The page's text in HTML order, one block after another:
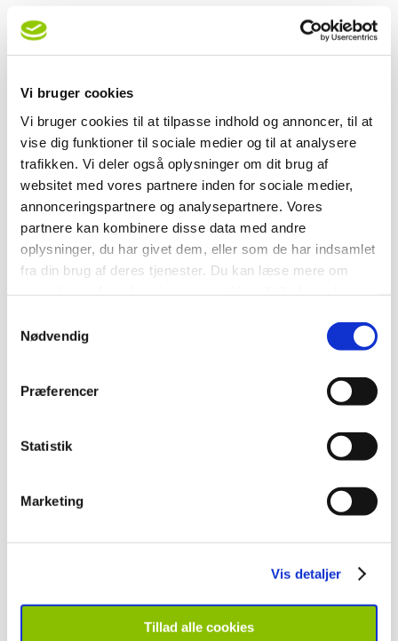
Vi bruger cookies
Vi bruger cookies til at tilpasse indhold og annoncer, til at
vise dig funktioner til sociale medier og til at analysere
trafikken. Vi deler også oplysninger om dit brug af
websitet med vores partnere inden for sociale medier,
annonceringspartnere og analysepartnere. Vores
partnere kan kombinere disse data med andre
oplysninger, du har givet dem, eller som de har indsamlet
fra din brug af deres tjenester. Du kan læse mere om
Nødvendig
Præferencer
Statistik
Marketing
Vis detaljer
Tillad alle cookies
Pris:
Med en henvisning fra din læge koster det kr
for tilskud fra ’danmark’ på 59 kr.
Uden henvisning ligger prisen på kr 130,- pr gang.
Tilskuddet fra ‘danmark’ er det samme.
Du kan også vælge at betale for en hel måned ad
gangen. Det koster så kr 495,-
Fredage fra kl. 09.00 – 10.00